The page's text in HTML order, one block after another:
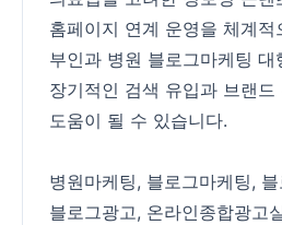
홈페이지 연계 운영을 체계
부인과 병원 블로그마케팅
장기적인 검색 유입과 브랜
도움이 될 수 있습니다.
병원마케팅, 블로그마케팅,
블로그광고, 온라인종합광고